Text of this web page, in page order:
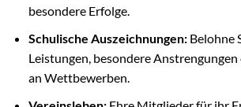
besondere Erfolge.
Schulische Auszeichnungen:Belohne
Leistungen, besondere Anstrengungen
an Wettbewerben.